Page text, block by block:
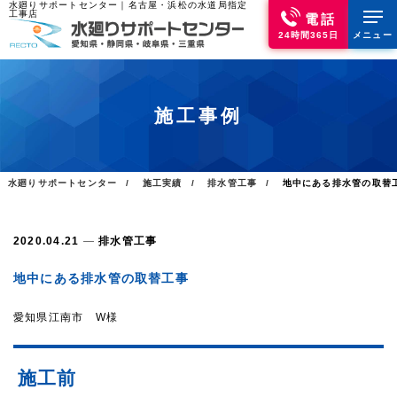
水廻りサポートセンター｜名古屋・浜松の水道局指定
工事店
電話
24時間365日 メニュー
施工事例
水廻りサポートセンター 施工実績 排水管工事 地中にある排水管の取替
2020.04.21 排水管工事
地中にある排水管の取替工事
愛知県江南市 W様
施工前